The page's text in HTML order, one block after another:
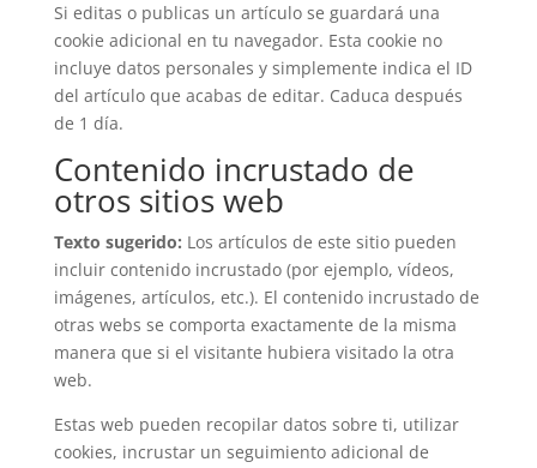
Si editas o publicas un artículo se guardará una
cookie adicional en tu navegador. Esta cookie no
incluye datos personales y simplemente indica el ID
del artículo que acabas de editar. Caduca después
de 1 día.
Contenido incrustado de
otros sitios web
Texto sugerido: Los artículos de este sitio pueden
incluir contenido incrustado (por ejemplo, vídeos,
imágenes, artículos, etc.). El contenido incrustado de
otras webs se comporta exactamente de la misma
manera que si el visitante hubiera visitado la otra
web.
Estas web pueden recopilar datos sobre ti, utilizar
cookies, incrustar un seguimiento adicional de